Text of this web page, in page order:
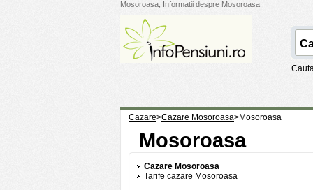
Mosoroasa, Informatii despre Mosoroasa
Cazare>Cazare Mosoroasa>Mosoroasa
Mosoroasa
Cazare Mosoroasa
Tarife cazare Mosoroasa